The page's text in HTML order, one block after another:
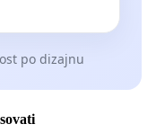
po dizajnu